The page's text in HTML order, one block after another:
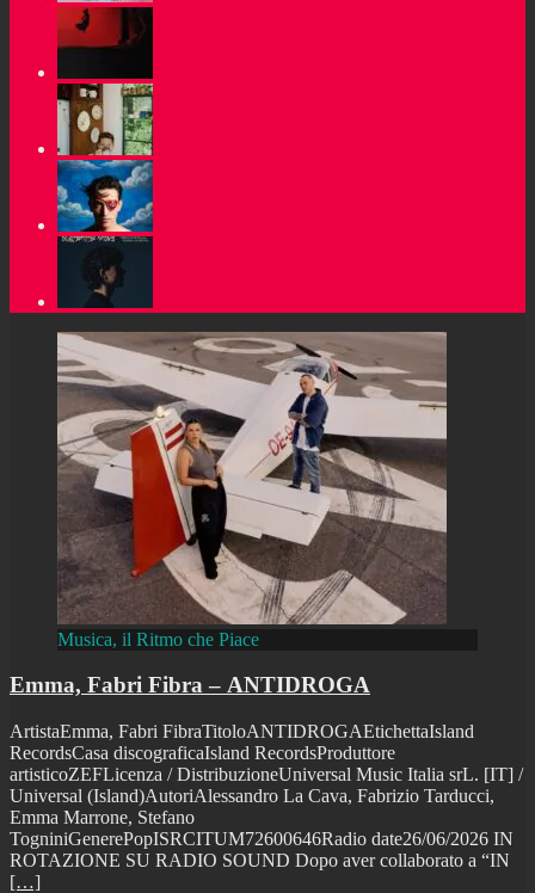
Musica, il Ritmo che Piace
Emma, Fabri Fibra – ANTIDROGA
ArtistaEmma, Fabri FibraTitoloANTIDROGAEtichettaIsland
RecordsCasa discograficaIsland RecordsProduttore
artisticoZEFLicenza / DistribuzioneUniversal Music Italia srL. [IT] /
Universal (Island)AutoriAlessandro La Cava, Fabrizio Tarducci,
Emma Marrone, Stefano
TogniniGenerePopISRCITUM72600646Radio date26/06/2026 IN
ROTAZIONE SU RADIO SOUND Dopo aver collaborato a “IN
[…]